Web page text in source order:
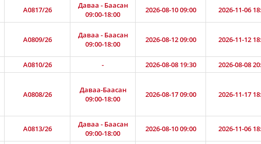
A0817/26
Даваа - Баасан
09:00-18:00
2026-08-10 09:00 2026-11-06
A0809/26
Даваа - Баасан
09:00-18:00
2026-08-12 09:00 2026-11-12
A0810/26 - 2026-08-08 19:30 2026-08-08
A0808/26
Даваа-Баасан
09:00-18:00
2026-08-17 09:00 2026-11-17
A0813/26
Даваа - Баасан
09:00-18:00
2026-08-10 09:00 2026-11-06